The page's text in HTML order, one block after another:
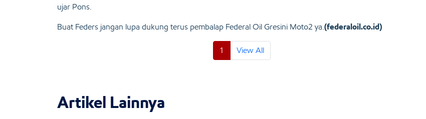
ujar Pons.
Buat Feders jangan lupa dukung terus pembalap Federal Oil Gresini Moto2 ya.(federaloil.co.id)
1 View All
Artikel Lainnya